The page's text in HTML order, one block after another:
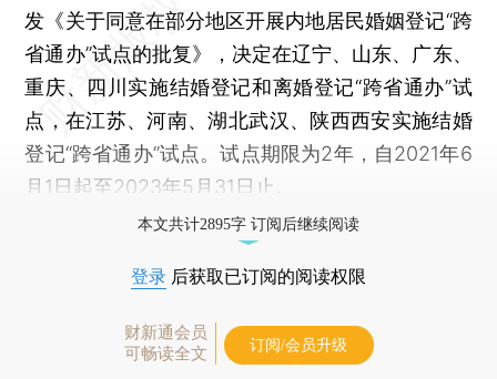
发《关于同意在部分地区开展内地居民婚姻登记“跨
省通办”试点的批复》，决定在辽宁、山东、广东、
重庆、四川实施结婚登记和离婚登记“跨省通办”试
点，在江苏、河南、湖北武汉、陕西西安实施结婚
登记“跨省通办”试点。试点期限为2年，自2021年6
月1日起至2023年5月31日止。
本文共计2895字 订阅后继续阅读
登录 后获取已订阅的阅读权限
财新通会员
可畅读全文
订阅/会员升级